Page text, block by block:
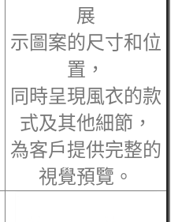
展
示圖案的尺寸和位
置，
同時呈現風衣的款
式及其他細節，
為客戶提供完整的
視覺預覽。